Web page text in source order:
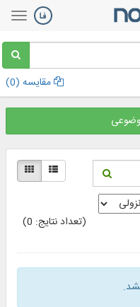
مقایسه (0
)
(تعداد نتایج: 0)